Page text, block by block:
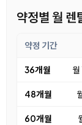
약정별 월 렌
약정 기간
36개월
48개월
60개월